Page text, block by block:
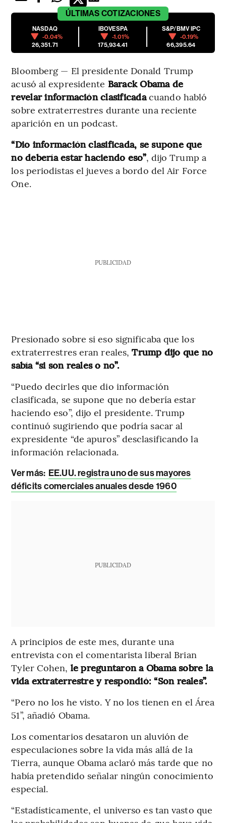
ÚLTIMAS COTIZACIONES
NASDAQ
-0.04%
26,351.71
IBOVESPA
-1.01%
175,934.41
S&P/BMV IPC
-0.19%
66,395.64
Bloomberg — El presidente Donald Trump
acusó al expresidente Barack Obama de
revelar información clasificadacuando habló
sobre extraterrestres durante una reciente
aparición en un podcast.
“Dio información clasificada, se supone que
no debería estar haciendo eso”, dijo Trump a
los periodistas el jueves a bordo del Air Force
One.
PUBLICIDAD
Presionado sobre si eso significaba que los
extraterrestres eran reales,Trump dijo que no
sabía “si son reales o no”.
“Puedo decirles que dio información
clasificada, se supone que no debería estar
haciendo eso”, dijo el presidente. Trump
continuó sugiriendo que podría sacar al
expresidente “de apuros” desclasificando la
información relacionada.
Ver más: EE.UU. registra uno de sus mayores
déficits comerciales anuales desde 1960
PUBLICIDAD
A principios de este mes, durante una
entrevista con el comentarista liberal Brian
Tyler Cohen, le preguntaron a Obama sobre la
vida extraterrestre y respondió: “Son reales”.
“Pero no los he visto. Y no los tienen en el Área
51”, añadió Obama.
Los comentarios desataron un aluvión de
especulaciones sobre la vida más allá de la
Tierra, aunque Obama aclaró más tarde que no
había pretendido señalar ningún conocimiento
especial.
“Estadísticamente, el universo es tan vasto que